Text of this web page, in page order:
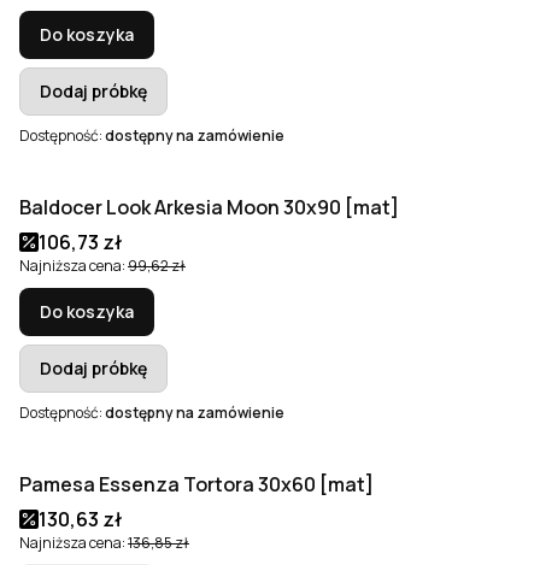
Do koszyka
Dodaj próbkę
Dostępność:dostępny na zamówienie
Okazja
Baldocer Look Arkesia Moon 30x90 [mat]
Cena promocyjna
106,73 zł
Najniższa cena:99,62 zł
Do koszyka
Dodaj próbkę
Dostępność:dostępny na zamówienie
Okazja
Pamesa Essenza Tortora 30x60 [mat]
Cena promocyjna
130,63 zł
Najniższa cena:136,85 zł